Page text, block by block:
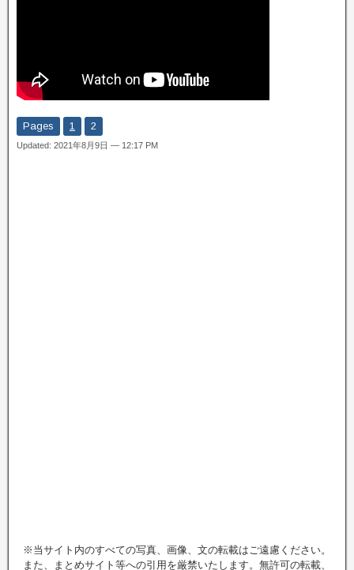
Pages 1 2
Updated: 2021年8月9日 — 12:17 PM
※当サイト内のすべての写真、画像、文の転載はご遠慮ください。
また、まとめサイト等への引用を厳禁いたします。無許可の転載、